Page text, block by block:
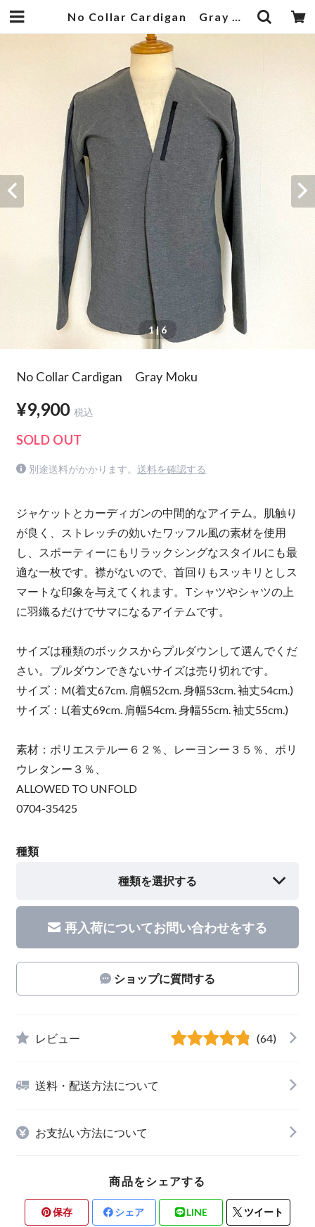
No Collar Cardigan Gray Moku | 武蔵小杉のセレクトショップ【ナクール】-nakool-
1| 6
No Collar Cardigan Gray Moku
¥9,900 税込
SOLD OUT
別途送料がかかります。 送料を確認する
ジャケットとカーディガンの中間的なアイテム。肌触り
が良く、ストレッチの効いたワッフル風の素材を使用
し、スポーティーにもリラックシングなスタイルにも最
適な一枚です。襟がないので、首回りもスッキリとしス
マートな印象を与えてくれます。Tシャツやシャツの上
に羽織るだけでサマになるアイテムです。
サイズは種類のボックスからプルダウンして選んでくだ
さい。プルダウンできないサイズは売り切れです。
サイズ：M(着丈67cm. 肩幅52cm. 身幅53cm. 袖丈54cm.)
サイズ：L(着丈69cm. 肩幅54cm. 身幅55cm. 袖丈55cm.)
素材：ポリエステルー６２％、レーヨンー３５％、ポリ
ウレタンー３％、
ALLOWED TO UNFOLD
0704-35425
種類
種類を選択する
再入荷についてお問い合わせをする
ショップに質問する
レビュー (64)
送料・配送方法について
お支払い方法について
商品をシェアする
保存 シェア LINE ツイート